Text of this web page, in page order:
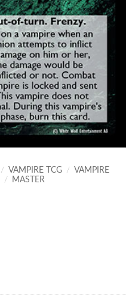
/ VAMPIRE TCG /
VAMPIRE
/ MASTER